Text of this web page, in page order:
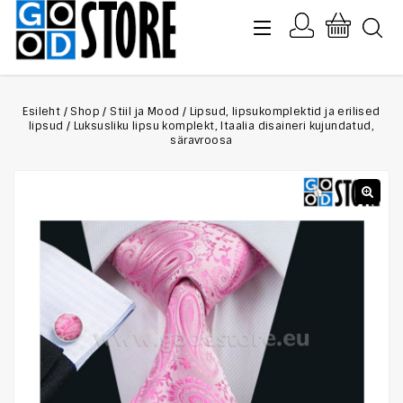
Esileht / Shop / Stiil ja Mood / Lipsud, lipsukomplektid ja erilised
lipsud / Luksusliku lipsu komplekt, Itaalia disaineri kujundatud,
säravroosa